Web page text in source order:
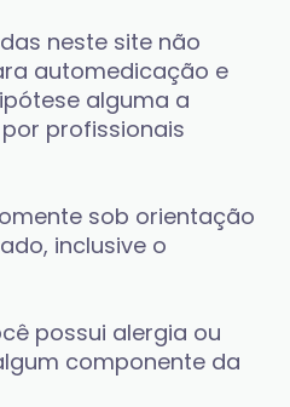
neste site não
automedicação e
alguma a
profissionais
sob orientação
inclusive o
possui alergia ou
componente da